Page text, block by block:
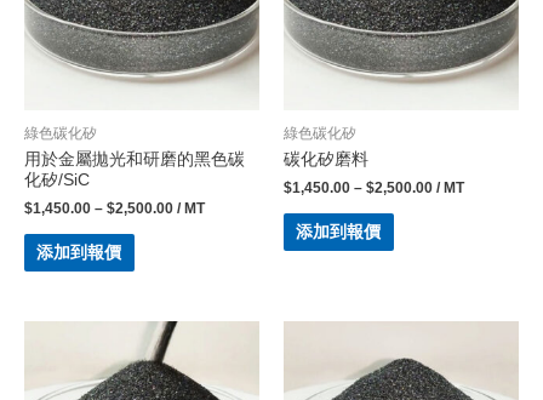
綠色碳化矽
用於金屬拋光和研磨的黑色碳
化矽/SiC
$1,450.00 – $2,500.00 / MT
添加到報價
綠色碳化矽
碳化矽磨料
$1,450.00 – $2,500.00 / MT
添加到報價